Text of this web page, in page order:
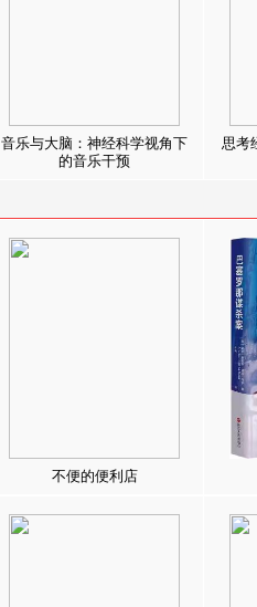
音乐与大脑：神经科学视角下
的音乐干预
思考
不便的便利店